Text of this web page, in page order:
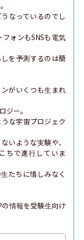
なっているのでし
ォンもSNSも電気
を予測するのは簡
がいくつも生まれ
ジー。
な宇宙プロジェク
いような実験や、
ちで進行していま
たちに惜しみなく
情報を受験生向け